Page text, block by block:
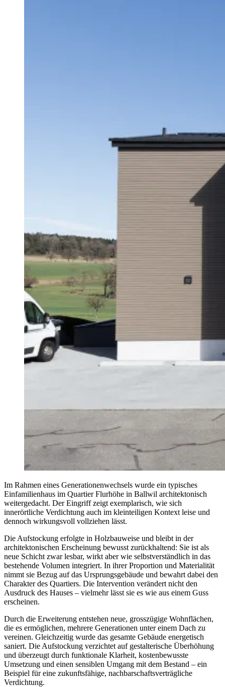
Im Rahmen eines Generationenwechsels wurde ein typisches
Einfamilienhaus im Quartier Flurhöhe in Ballwil architektonisch
weitergedacht. Der Eingriff zeigt exemplarisch, wie sich
innerörtliche Verdichtung auch im kleinteiligen Kontext leise und
dennoch wirkungsvoll vollziehen lässt.
Die Aufstockung erfolgte in Holzbauweise und bleibt in der
architektonischen Erscheinung bewusst zurückhaltend: Sie ist als
neue Schicht zwar lesbar, wirkt aber wie selbstverständlich in das
bestehende Volumen integriert. In ihrer Proportion und Materialität
nimmt sie Bezug auf das Ursprungsgebäude und bewahrt dabei den
Charakter des Quartiers. Die Intervention verändert nicht den
Ausdruck des Hauses – vielmehr lässt sie es wie aus einem Guss
erscheinen.
Durch die Erweiterung entstehen neue, grosszügige Wohnflächen,
die es ermöglichen, mehrere Generationen unter einem Dach zu
vereinen. Gleichzeitig wurde das gesamte Gebäude energetisch
saniert. Die Aufstockung verzichtet auf gestalterische Überhöhung
und überzeugt durch funktionale Klarheit, kostenbewusste
Umsetzung und einen sensiblen Umgang mit dem Bestand – ein
Beispiel für eine zukunftsfähige, nachbarschaftsverträgliche
Verdichtung.